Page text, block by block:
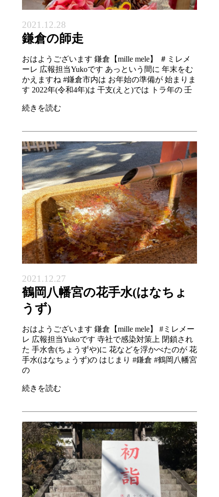
2021.12.28
鎌倉の師走
おはようございます 鎌倉【mille mele】 ＃ミレメ
ーレ 広報担当Yukoです あっという間に 年末をむ
かえますね #鎌倉市内は お年始の準備が 始まりま
す 2022年(令和4年)は 干支(えと)では トラ年の 壬
続きを読む
2021.12.27
鶴岡八幡宮の花手水(はなちょ
うず)
おはようございます 鎌倉【mille mele】 #ミレメー
レ 広報担当Yukoです 寺社で感染対策上 閉鎖され
た 手水舎(ちょうずや)に 花などを浮かべたのが 花
手水(はなちょうず)の はじまり #鎌倉 #鶴岡八幡宮
の
続きを読む